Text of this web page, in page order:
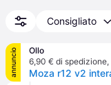
Consigliato
annuncio
Ollo
6,90 € di spedizione,